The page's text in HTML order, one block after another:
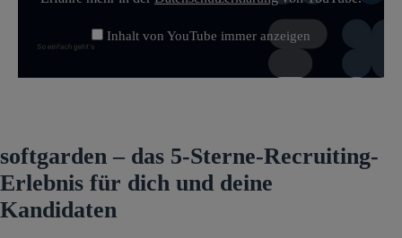
anzeigen
Inhalt von YouTube immer anzeigen
softgarden – das 5-Sterne-Recruiting-
Erlebnis für dich und deine
Kandidaten